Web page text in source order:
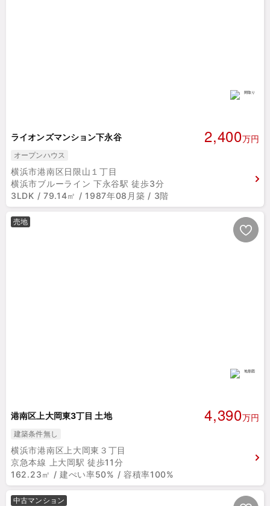
ライオンズマンション下永谷 2,400万円
オープンハウス
横浜市港南区日限山１丁目
横浜市ブルーライン 下永谷駅 徒歩3分
3LDK / 79.14㎡ / 1987年08月築 / 3階
売地
港南区上大岡東3丁目 土地 4,390万円
建築条件無し
横浜市港南区上大岡東３丁目
京急本線 上大岡駅 徒歩11分
162.23㎡ / 建ぺい率50% / 容積率100%
中古マンション